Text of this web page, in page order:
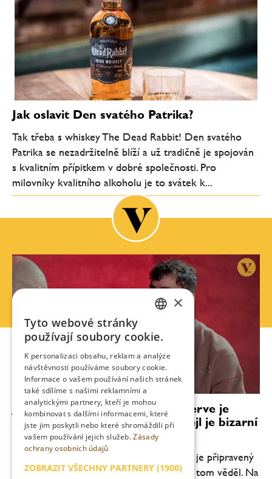
Jak oslavit Den svatého Patrika?
Tak třeba s whiskey The Dead Rabbit! Den svatého
Patrika se nezadržitelně blíží a už tradičně je spojován
s kvalitním přípitkem v dobré společnosti. Pro
milovníky kvalitního alkoholu je to svátek k...
Jakub Baštinec: Nikka Perfect Serve je
jednou z TOP soutěží. Můj koktejl je bizarní
twist na Manhattan
„Čím déle člověk dělá barmana, tím lépe je připravený
na soutěž Nikka Perfect Serve, aniž by o tom věděl. Na
ENGLISH
×
Tyto webové stránky
používají soubory cookie.
K personalizaci obsahu, reklam a analýze
návštěvnosti používáme soubory cookie.
Informace o vašem používání našich stránek
také sdílíme s našimi reklamními a
analytickými partnery, kteří je mohou
kombinovat s dalšími informacemi, které
jste jim poskytli nebo které shromáždili při
vašem používání jejich služeb.Zásady
ochrany osobních údajů
ZOBRAZIT VŠECHNY PARTNERY (1900)